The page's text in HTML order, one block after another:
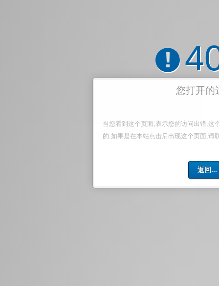
!
您打开的
当您看到这个页面,表示您的访问出错,这
的,如果是在本站点击后出现这个页面,请
返回...